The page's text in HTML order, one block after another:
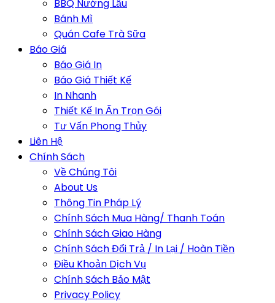
BBQ Nướng Lẩu
Bánh Mì
Quán Cafe Trà Sữa
Báo Giá
Báo Giá In
Báo Giá Thiết Kế
In Nhanh
Thiết Kế In Ấn Trọn Gói
Tư Vấn Phong Thủy
Liên Hệ
Chính Sách
Về Chúng Tôi
About Us
Thông Tin Pháp Lý
Chính Sách Mua Hàng/ Thanh Toán
Chính Sách Giao Hàng
Chính Sách Đổi Trả / In Lại / Hoàn Tiền
Điều Khoản Dịch Vụ
Chính Sách Bảo Mật
Privacy Policy